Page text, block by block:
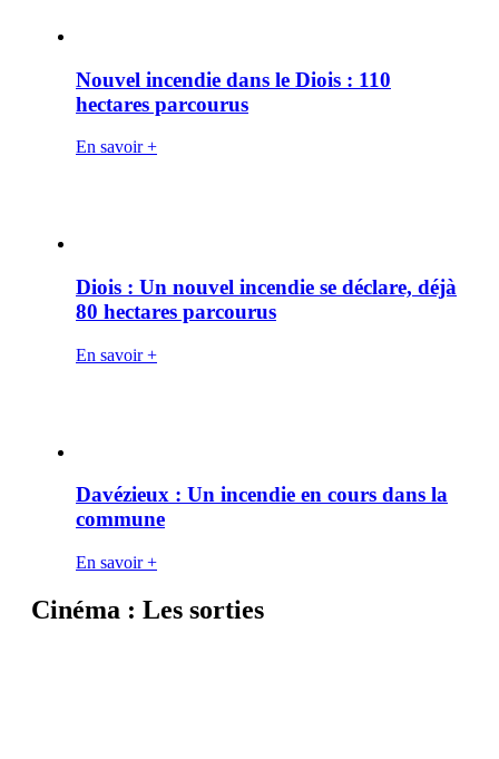
Nouvel incendie dans le Diois : 110
hectares parcourus
En savoir +
Diois : Un nouvel incendie se déclare, déjà
80 hectares parcourus
En savoir +
Davézieux : Un incendie en cours dans la
commune
En savoir +
Cinéma : Les sorties